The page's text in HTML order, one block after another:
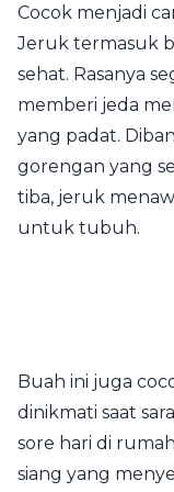
Cocok menjadi
Jeruk termasuk
sehat. Rasanya
memberi jeda
yang padat.
gorengan yang
tiba, jeruk
untuk tubuh.
Buah ini juga
dinikmati saat
sore hari di
siang yang